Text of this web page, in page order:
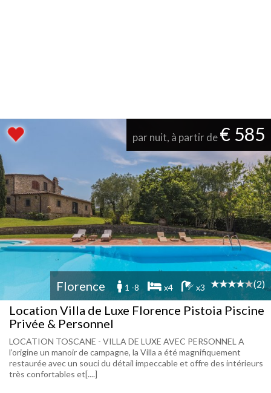
par nuit, à partir de€ 585
Florence 1 -8 x4 x3 (2)
Location Villa de Luxe Florence Pistoia Piscine
Privée & Personnel
LOCATION TOSCANE - VILLA DE LUXE AVEC PERSONNEL A
l’origine un manoir de campagne, la Villa a été magnifiquement
restaurée avec un souci du détail impeccable et offre des intérieurs
très confortables et[....]